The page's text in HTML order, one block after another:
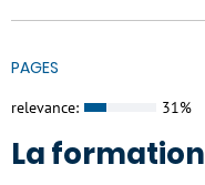
PAGES
relevance: 31%
La formation